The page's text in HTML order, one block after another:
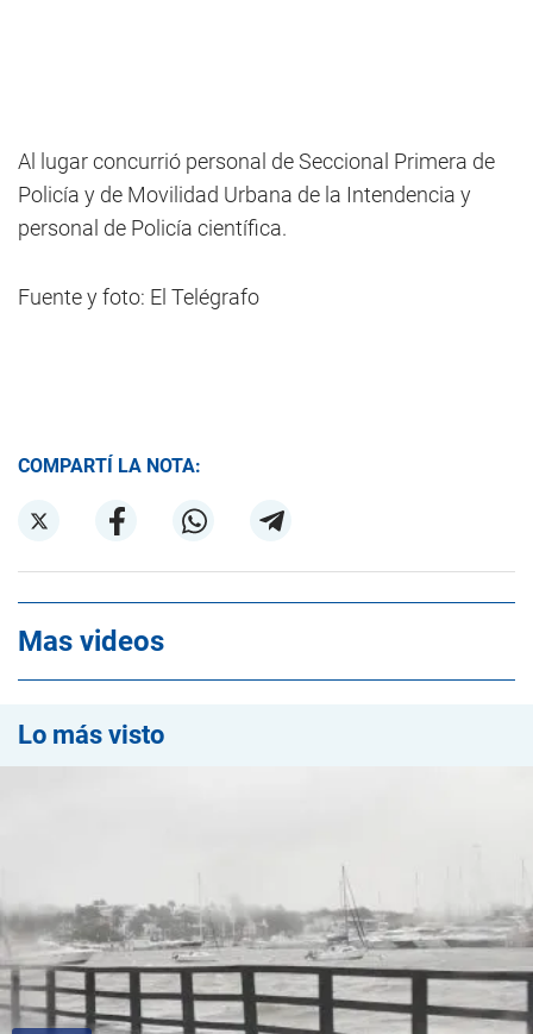
Al lugar concurrió personal de Seccional Primera de
Policía y de Movilidad Urbana de la Intendencia y
personal de Policía científica.
Fuente y foto: El Telégrafo
COMPARTÍ LA NOTA:
Mas videos
Lo más visto